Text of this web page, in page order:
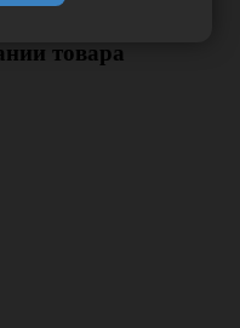
товара